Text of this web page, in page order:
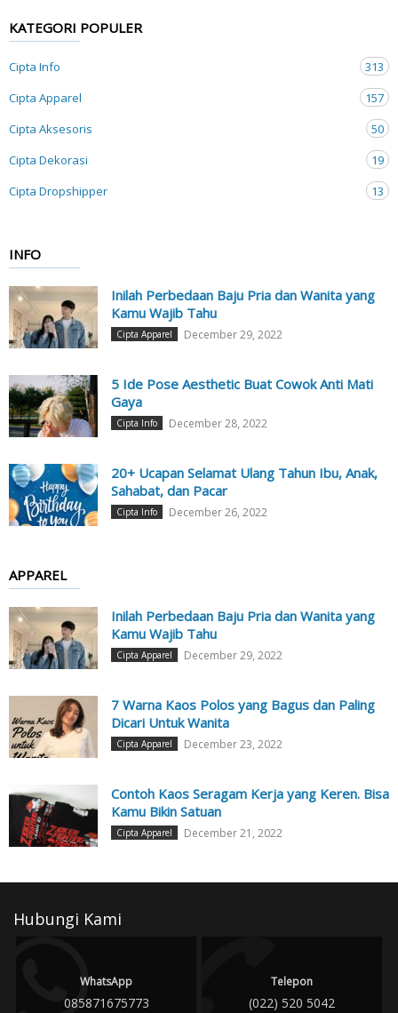
KATEGORI POPULER
Cipta Info
313
Cipta Apparel
157
Cipta Aksesoris
50
Cipta Dekorasi
19
Cipta Dropshipper
13
INFO
Inilah Perbedaan Baju Pria dan Wanita yang
Kamu Wajib Tahu
Cipta Apparel December 29, 2022
5 Ide Pose Aesthetic Buat Cowok Anti Mati
Gaya
Cipta Info December 28, 2022
20+ Ucapan Selamat Ulang Tahun Ibu, Anak,
Sahabat, dan Pacar
Cipta Info December 26, 2022
APPAREL
Inilah Perbedaan Baju Pria dan Wanita yang
Kamu Wajib Tahu
Cipta Apparel December 29, 2022
7 Warna Kaos Polos yang Bagus dan Paling
Dicari Untuk Wanita
Cipta Apparel December 23, 2022
Contoh Kaos Seragam Kerja yang Keren. Bisa
Kamu Bikin Satuan
Cipta Apparel December 21, 2022
Hubungi Kami
WhatsApp
085871675773
Telepon
(022) 520 5042